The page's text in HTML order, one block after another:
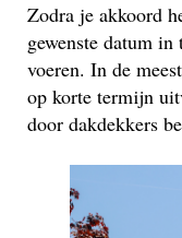
Zodra je akkoord
gewenste datum
voeren. In de
op korte termijn
door dakdekkers